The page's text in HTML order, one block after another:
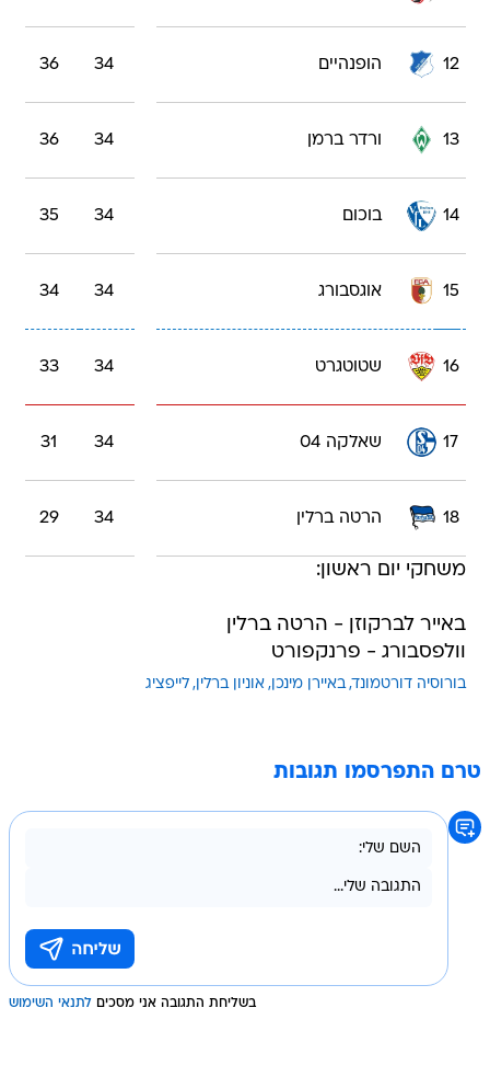
12 הופנהיים 34
36
13 ורדר ברמן 34
36
14 בוכום 34
35
15 אוגסבורג 34
34
16 שטוטגרט 34
33
17 שאלקה 04 34
31
18 הרטה ברלין 34
29
משחקי יום ראשון:
באייר לברקוזן - הרטה ברלין
וולפסבורג - פרנקפורט
בורוסיה דורטמונד באיירן מינכן אוניון ברלין לייפציג
טרם התפרסמו תגובות
בשליחת התגובה אני מסכים לתנאי השימוש